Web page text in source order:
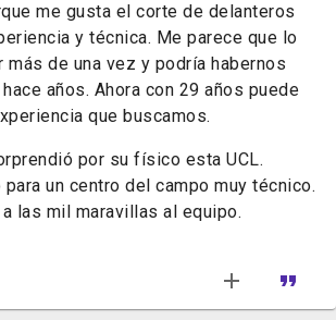
me gusta el corte de delanteros
y técnica. Me parece que lo
más de una vez y podría habernos
años. Ahora con 29 años puede
que buscamos.
por su físico esta UCL.
un centro del campo muy técnico.
las mil maravillas al equipo.